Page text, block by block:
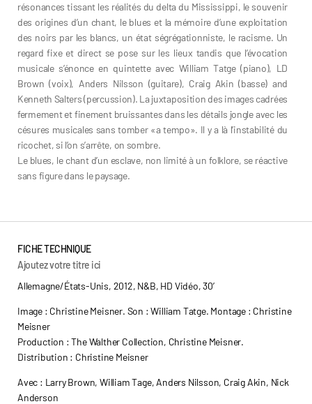
résonances tissant les réalités du delta du Mississippi, le souvenir
des origines d’un chant, le blues et la mémoire d’une exploitation
des noirs par les blancs, un état ségrégationniste, le racisme. Un
regard fixe et direct se pose sur les lieux tandis que l’évocation
musicale s’énonce en quintette avec William Tatge (piano), LD
Brown (voix), Anders Nilsson (guitare), Craig Akin (basse) and
Kenneth Salters (percussion). La juxtaposition des images cadrées
fermement et finement bruissantes dans les détails jongle avec les
césures musicales sans tomber «a tempo». Il y a là l’instabilité du
ricochet, si l’on s’arrête, on sombre.
Le blues, le chant d’un esclave, non limité à un folklore, se réactive
sans figure dans le paysage.
FICHE TECHNIQUE
Ajoutez votre titre ici
Allemagne/États-Unis, 2012, N&B, HD Vidéo, 30’
Image : Christine Meisner. Son : William Tatge. Montage : Christine
Meisner
Production : The Walther Collection, Christine Meisner.
Distribution : Christine Meisner
Avec : Larry Brown, William Tage, Anders Nilsson, Craig Akin, Nick
Anderson